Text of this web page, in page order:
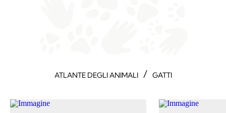
ATLANTE DEGLI ANIMALI / GATTI